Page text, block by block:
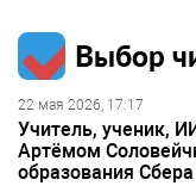
Выбор
22 мая 2026, 17:17
Учитель, ученик,
Артёмом
образования Сбера